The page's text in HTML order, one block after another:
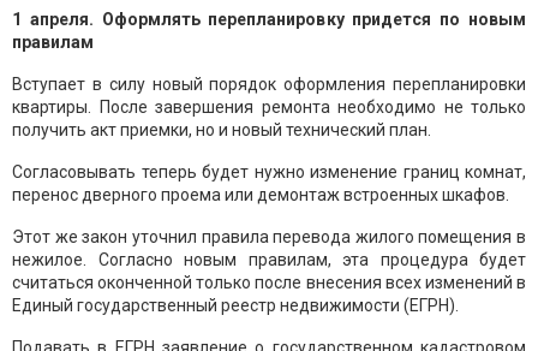
1 апреля. Оформлять перепланировку придется по новым
правилам
Вступает в силу новый порядок оформления перепланировки
квартиры. После завершения ремонта необходимо не только
получить акт приемки, но и новый технический план.
Согласовывать теперь будет нужно изменение границ комнат,
перенос дверного проема или демонтаж встроенных шкафов.
Этот же закон уточнил правила перевода жилого помещения в
нежилое. Согласно новым правилам, эта процедура будет
считаться оконченной только после внесения всех изменений в
Единый государственный реестр недвижимости (ЕГРН).